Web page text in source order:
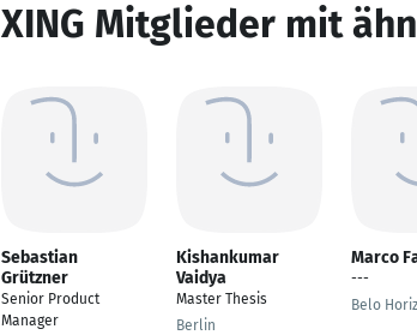
XING Mitglieder mit
Sebastian
Grützner
Senior Product
Manager
Kishankumar
Vaidya
Master Thesis
Berlin
Marco
---
Belo